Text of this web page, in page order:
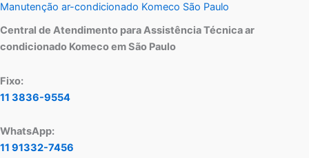
Manutenção ar-condicionado Komeco São Paulo
Central de Atendimento para Assistência Técnica ar
condicionado Komeco em São Paulo
Fixo:
11 3836-9554
WhatsApp:
11 91332-7456